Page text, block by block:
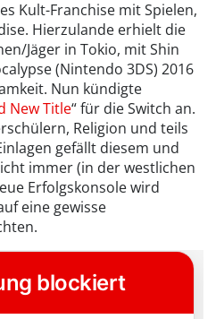
Kult-Franchise mit Spielen,
Hierzulande erhielt die
Jäger in Tokio, mit Shin
(Nintendo 3DS) 2016
Nun kündigte
New Title“ für die Switch an.
Religion und teils
gefällt diesem und
immer (in der westlichen
Erfolgskonsole wird
eine gewisse